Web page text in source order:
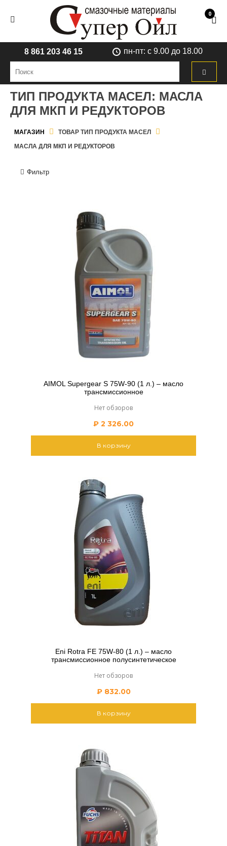
0
8 861 203 46 15 пн-пт: с 9.00 до 18.00
ТИП ПРОДУКТА МАСЕЛ: МАСЛА
ДЛЯ МКП И РЕДУКТОРОВ
МАГАЗИН
ТОВАР ТИП ПРОДУКТА МАСЕЛ
МАСЛА ДЛЯ МКП И РЕДУКТОРОВ
Фильтр
AIMOL Supergear S 75W-90 (1 л.) – масло
трансмиссионное
Нет обзоров
₽ 2 326.00
В корзину
Eni Rotra FE 75W-80 (1 л.) – масло
трансмиссионное полусинтетическое
Нет обзоров
₽832.00
В корзину